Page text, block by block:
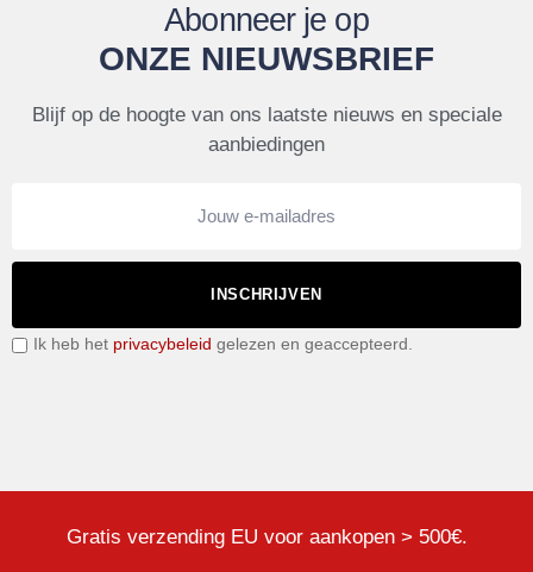
Abonneer je op
ONZE NIEUWSBRIEF
Blijf op de hoogte van ons laatste nieuws en speciale
aanbiedingen
INSCHRIJVEN
Ik heb het privacybeleid gelezen en geaccepteerd.
Gratis verzending EU voor aankopen > 500€.